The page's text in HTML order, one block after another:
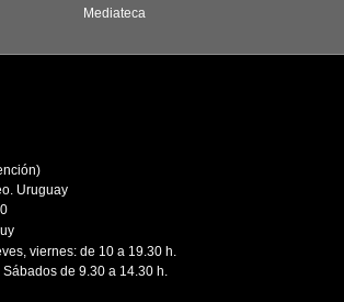
Mediateca
Uruguay
viernes: de 10 a 19.30 h.
Sábados de 9.30 a 14.30 h.